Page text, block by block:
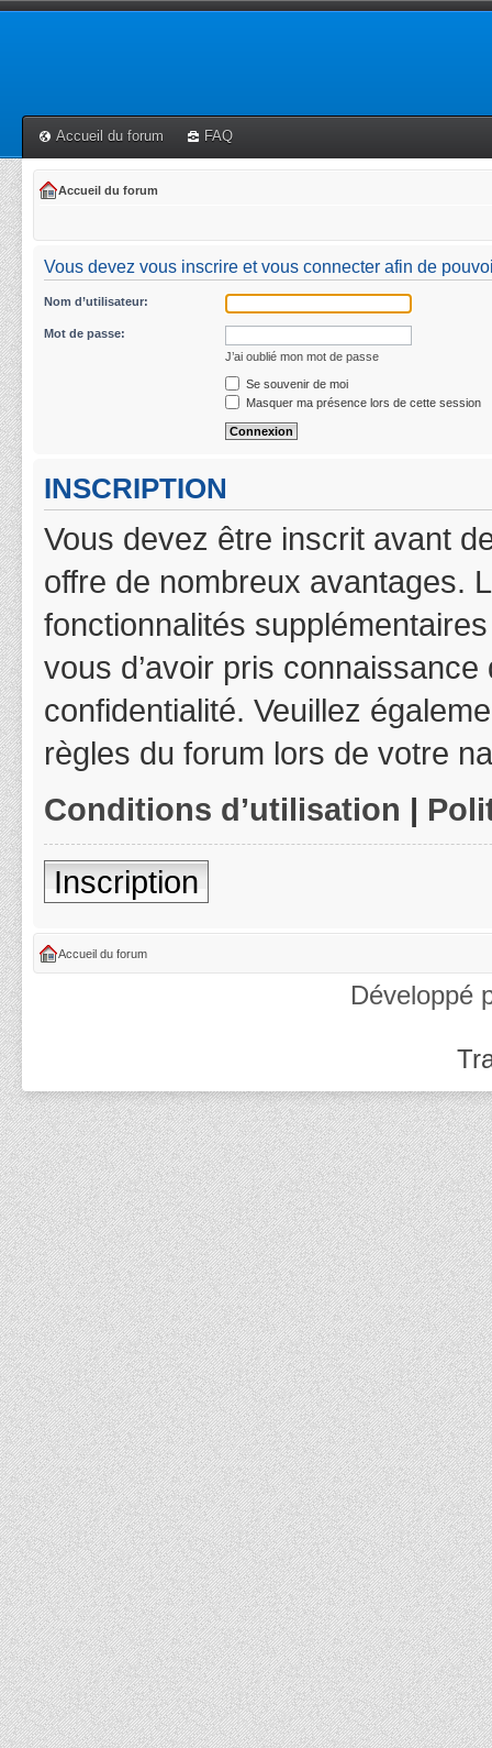
Accueil du forum FAQ
Accueil du forum
Vous devez vous inscrire et vous connecter afin de
Nom d’utilisateur:
Mot de passe:
J’ai oublié mon mot de passe
Se souvenir de moi
Masquer ma présence lors de cette session
INSCRIPTION
Vous devez être inscrit avant
offre de nombreux avantages.
fonctionnalités
vous d’avoir pris
confidentialité. Veuillez
règles du forum lors de votre
Conditions d’utilisation |
Inscription
Accueil du forum
Développé